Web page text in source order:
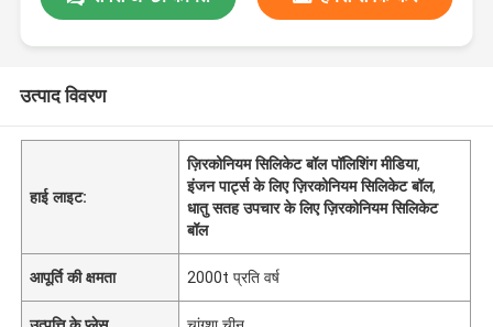
उत्पाद विवरण
हाई लाइट:
ज़िरकोनियम सिलिकेट बॉल पॉलिशिंग मीडिया,
इंजन पार्ट्स के लिए ज़िरकोनियम सिलिकेट बॉल,
धातु सतह उपचार के लिए ज़िरकोनियम सिलिकेट
बॉल
आपूर्ति की क्षमता 2000t प्रति वर्ष